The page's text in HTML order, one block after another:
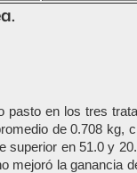
en los tres
de 0.708
superior en 51.0 y
mejoró la